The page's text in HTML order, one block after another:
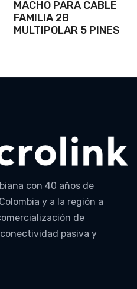
MACHO PARA CABLE
FAMILIA 2B
MULTIPOLAR 5 PINES
con 40 años de
y a la región a
de
pasiva y